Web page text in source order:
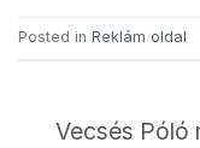
Posted in Reklám oldal
Vecsés Póló